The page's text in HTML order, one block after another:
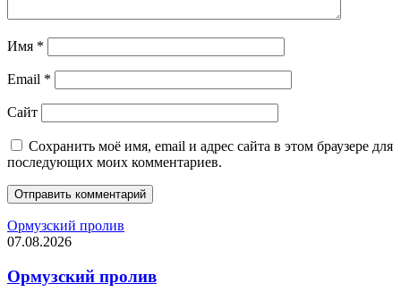
Имя *
Email *
Сайт
Сохранить моё имя, email и адрес сайта в этом браузере для
последующих моих комментариев.
Ормузский пролив
07.08.2026
Ормузский пролив